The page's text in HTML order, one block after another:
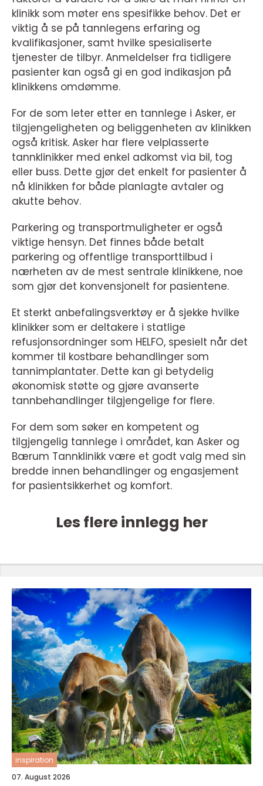
klinikk som møter ens spesifikke behov. Det er
viktig å se på tannlegens erfaring og
kvalifikasjoner, samt hvilke spesialiserte
tjenester de tilbyr. Anmeldelser fra tidligere
pasienter kan også gi en god indikasjon på
klinikkens omdømme.
For de som leter etter en tannlege i Asker, er
tilgjengeligheten og beliggenheten av klinikken
også kritisk. Asker har flere velplasserte
tannklinikker med enkel adkomst via bil, tog
eller buss. Dette gjør det enkelt for pasienter å
nå klinikken for både planlagte avtaler og
akutte behov.
Parkering og transportmuligheter er også
viktige hensyn. Det finnes både betalt
parkering og offentlige transporttilbud i
nærheten av de mest sentrale klinikkene, noe
som gjør det konvensjonelt for pasientene.
Et sterkt anbefalingsverktøy er å sjekke hvilke
klinikker som er deltakere i statlige
refusjonsordninger som HELFO, spesielt når det
kommer til kostbare behandlinger som
tannimplantater. Dette kan gi betydelig
økonomisk støtte og gjøre avanserte
tannbehandlinger tilgjengelige for flere.
For dem som søker en kompetent og
tilgjengelig tannlege i området, kan Asker og
Bærum Tannklinikk være et godt valg med sin
bredde innen behandlinger og engasjement
for pasientsikkerhet og komfort.
Les flere innlegg her
inspiration
07. August 2026